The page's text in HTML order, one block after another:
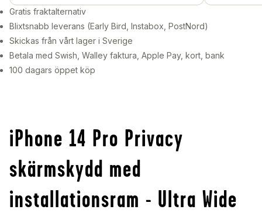
Gratis fraktalternativ
Blixtsnabb leverans (Early Bird, Instabox, PostNord)
Skickas från vårt lager i Sverige
Betala med Swish, Walley faktura, Apple Pay, kort, bank
100 dagars öppet köp
iPhone 14 Pro Privacy
skärmskydd med
installationsram - Ultra Wide